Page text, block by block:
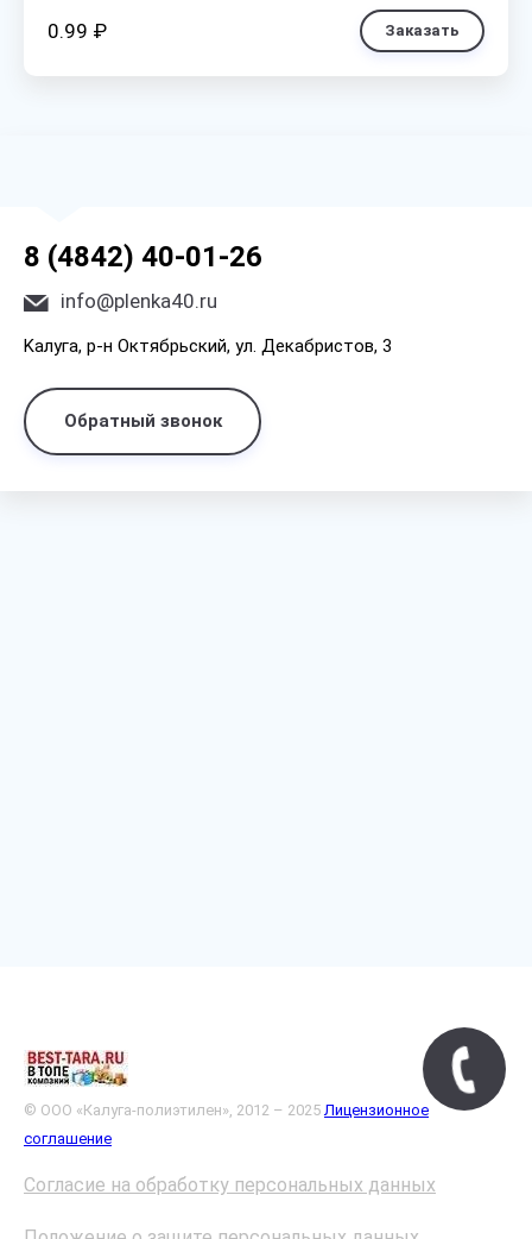
0.99 ₽ Заказать
8 (4842) 40-01-26
info@plenka40.ru
Kaлyгa, p-н Oктябpьcкий, yл. Дeкaбpиcтoв, 3
Обратный звонок
© ООО «Калуга-полиэтилен», 2012 – 2025 Лицензионное
соглашение
Согласие на обработку персональных данных